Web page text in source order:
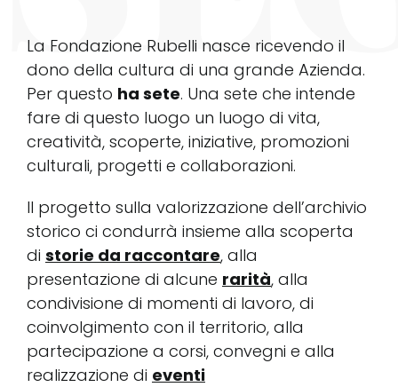
La Fondazione Rubelli nasce ricevendo il
dono della cultura di una grande Azienda.
Per questo ha sete. Una sete che intende
fare di questo luogo un luogo di vita,
creatività, scoperte, iniziative, promozioni
culturali, progetti e collaborazioni.
Il progetto sulla valorizzazione dell’archivio
storico ci condurrà insieme alla scoperta
di storie da raccontare, alla
presentazione di alcune rarità, alla
condivisione di momenti di lavoro, di
coinvolgimento con il territorio, alla
partecipazione a corsi, convegni e alla
realizzazione di eventi